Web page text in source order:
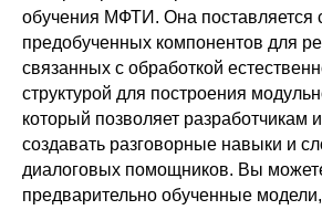
обучения МФТИ. Она поставляется
предобученных компонентов для
связанных с обработкой
структурой для построения
который позволяет разработчикам
создавать разговорные навыки и
диалоговых помощников. Вы
предварительно обученные